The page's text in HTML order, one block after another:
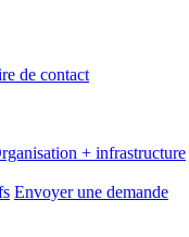
de contact
+ infrastructure
Envoyer une demande